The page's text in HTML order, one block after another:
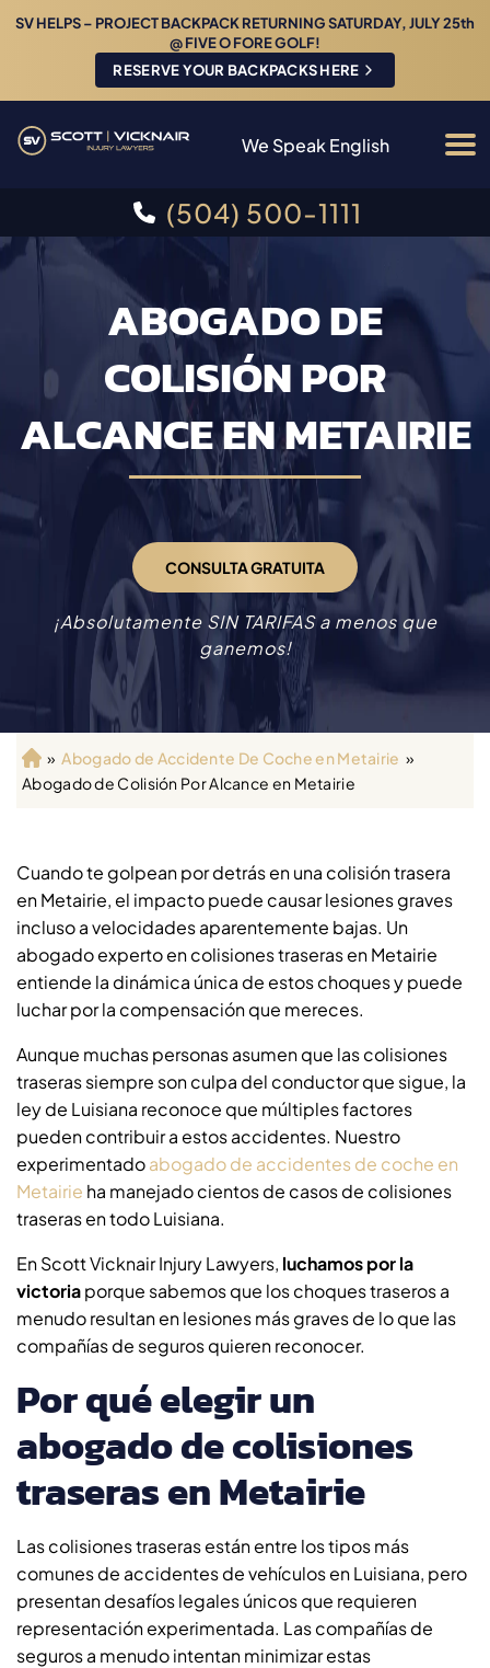
SV HELPS – PROJECT BACKPACK RETURNING SATURDAY, JULY 25th
@ FIVE O FORE GOLF!
RESERVE YOUR BACKPACKS HERE
We Speak English
(504) 500-1111
ABOGADO DE
COLISIÓN POR
ALCANCE EN METAIRIE
CONSULTA GRATUITA
¡Absolutamente SIN TARIFAS a menos que
ganemos!
Ini
ci
» Abogado de Accidente De Coche en Metairie »
Abogado de Colisión Por Alcance en Metairie
Cuando te golpean por detrás en una colisión trasera
en Metairie, el impacto puede causar lesiones graves
incluso a velocidades aparentemente bajas. Un
abogado experto en colisiones traseras en Metairie
entiende la dinámica única de estos choques y puede
luchar por la compensación que mereces.
Aunque muchas personas asumen que las colisiones
traseras siempre son culpa del conductor que sigue, la
ley de Luisiana reconoce que múltiples factores
pueden contribuir a estos accidentes. Nuestro
experimentadoabogado de accidentes de coche en
Metairie ha manejado cientos de casos de colisiones
traseras en todo Luisiana.
En Scott Vicknair Injury Lawyers, luchamos por la
victoriaporque sabemos que los choques traseros a
menudo resultan en lesiones más graves de lo que las
compañías de seguros quieren reconocer.
Por qué elegir un
abogado de colisiones
traseras en Metairie
Las colisiones traseras están entre los tipos más
comunes de accidentes de vehículos en Luisiana, pero
presentan desafíos legales únicos que requieren
representación experimentada. Las compañías de
seguros a menudo intentan minimizar estas